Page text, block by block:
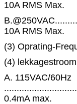
10A RMS Max.
10A RMS Max.
(3) Oprating-
(4)
A. 115VAC/60Hz
0.4mA max.